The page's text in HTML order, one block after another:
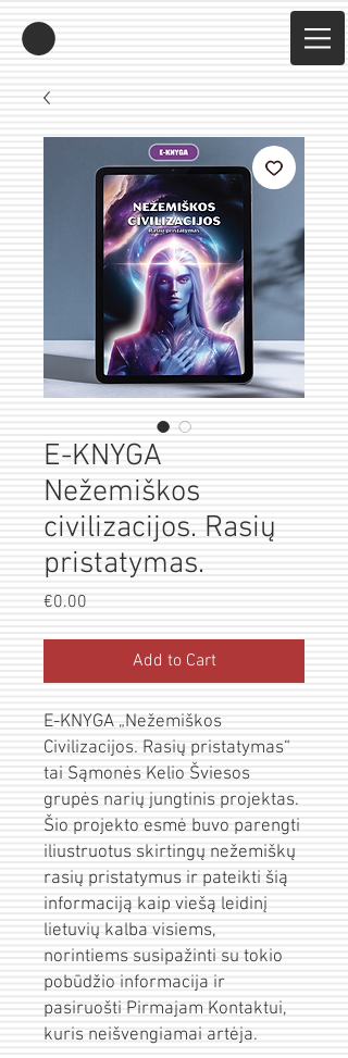
E-KNYGA
Nežemiškos
civilizacijos. Rasių
pristatymas.
€0.00
Add to Cart
E-KNYGA „Nežemiškos
Civilizacijos. Rasių pristatymas“
tai Sąmonės Kelio Šviesos
grupės narių jungtinis projektas.
Šio projekto esmė buvo parengti
iliustruotus skirtingų nežemiškų
rasių pristatymus ir pateikti šią
informaciją kaip viešą leidinį
lietuvių kalba visiems,
norintiems susipažinti su tokio
pobūdžio informacija ir
pasiruošti Pirmajam Kontaktui,
kuris neišvengiamai artėja.